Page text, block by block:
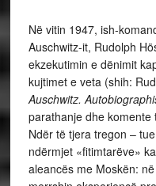
Në vitin 1947, ish-
Auschwitz-it, Rudolph
ekzekutimin e dënimit
kujtimet e veta (shih:
Auschwitz.
parathanje dhe
Ndër të tjera tregon –
ndërmjet «fitimtarëve»
aleancës me Moskën: